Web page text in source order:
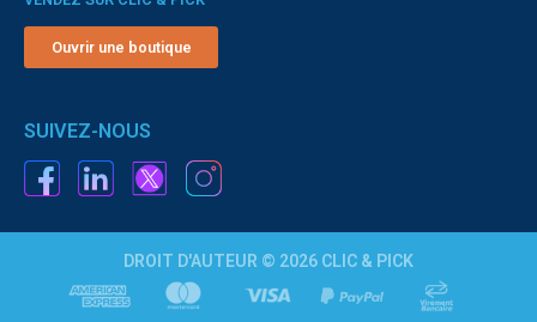
Ouvrir une boutique
SUIVEZ-NOUS
DROIT D'AUTEUR © 2026 CLIC & PICK